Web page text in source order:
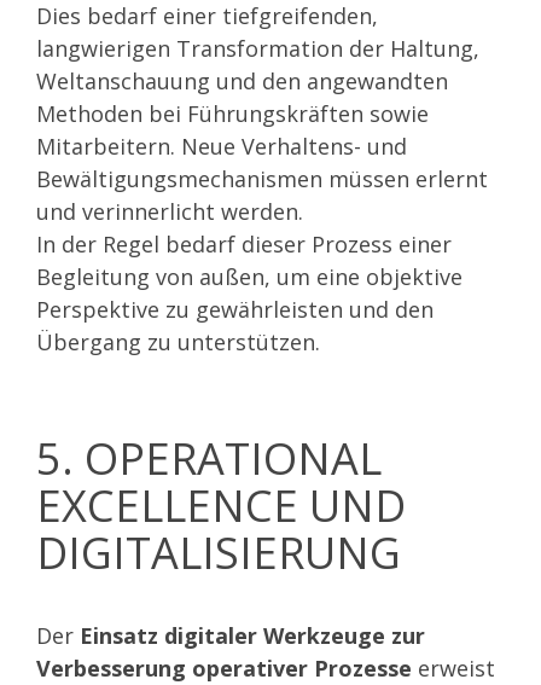
Dies bedarf einer tiefgreifenden,
langwierigen Transformation der Haltung,
Weltanschauung und den angewandten
Methoden bei Führungskräften sowie
Mitarbeitern. Neue Verhaltens- und
Bewältigungsmechanismen müssen erlernt
und verinnerlicht werden.
In der Regel bedarf dieser Prozess einer
Begleitung von außen, um eine objektive
Perspektive zu gewährleisten und den
Übergang zu unterstützen.
5. OPERATIONAL
EXCELLENCE UND
DIGITALISIERUNG
Der Einsatz digitaler Werkzeuge zur
Verbesserung operativer Prozesse erweist